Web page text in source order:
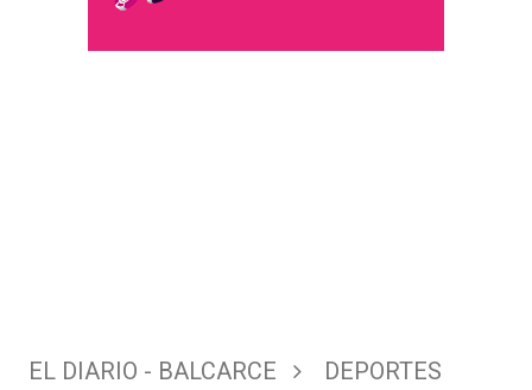
EL DIARIO - BALCARCE
DEPORTES